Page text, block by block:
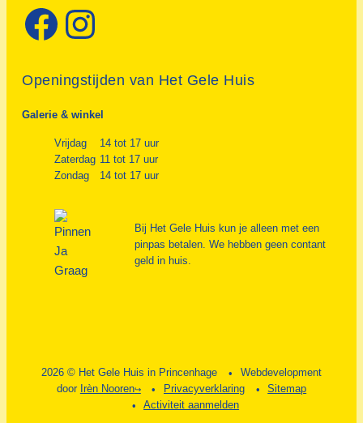
Facebook
Instagram
Openingstijden van Het Gele Huis
Galerie & winkel
Vrijdag
14 tot 17 uur
Zaterdag 11 tot 17 uur
Zondag
14 tot 17 uur
Bij Het Gele Huis kun je alleen met een
pinpas betalen. We hebben geen contant
geld in huis.
2026 © Het Gele Huis in Princenhage
Webdevelopment
door Irèn Nooren Privacyverklaring
Sitemap
Activiteit aanmelden